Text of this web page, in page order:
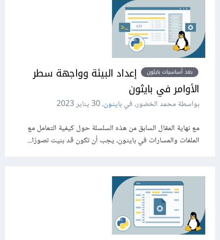
بعد أساسيات بايثون
إعداد البيئة وواجهة سطر
الأوامر في بايثون
بواسطة محمد الخضور، فيبايثون،30 يناير 2023
مع نهاية المقال السابق من هذه السلسلة حول كيفية التعامل مع
الملفات والمسارات في بايثون، يجب أن تكون قد بنيت تصورًا...